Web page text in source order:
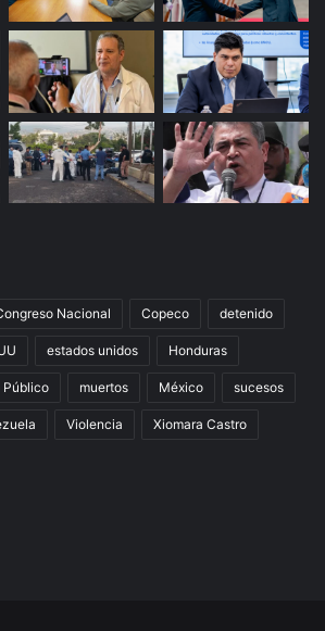
Nacional Copeco detenido
estados unidos Honduras
Público muertos México sucesos
Violencia Xiomara Castro